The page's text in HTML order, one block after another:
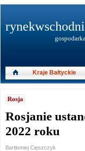
Rosja
Rosjanie
2022 roku
Bartłomiej Cięszczyk
Kraje Bałtyckie